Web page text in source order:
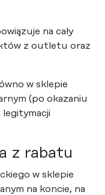
na cały
z outletu oraz
w sklepie
(po okazaniu
z rabatu
w sklepie
na koncie, na